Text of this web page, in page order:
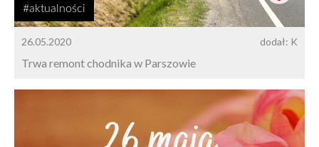
#aktualności
26.05.2020 dodał: K
Trwa remont chodnika w Parszowie